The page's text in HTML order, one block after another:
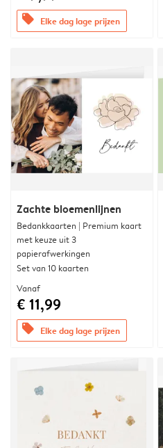
offers Elke dag lage prijzen
Zachte bloemenlijnen
Bedankkaarten | Premium kaart
met keuze uit 3
papierafwerkingen
Set van 10 kaarten
Vanaf
€ 11,99
offers Elke dag lage prijzen